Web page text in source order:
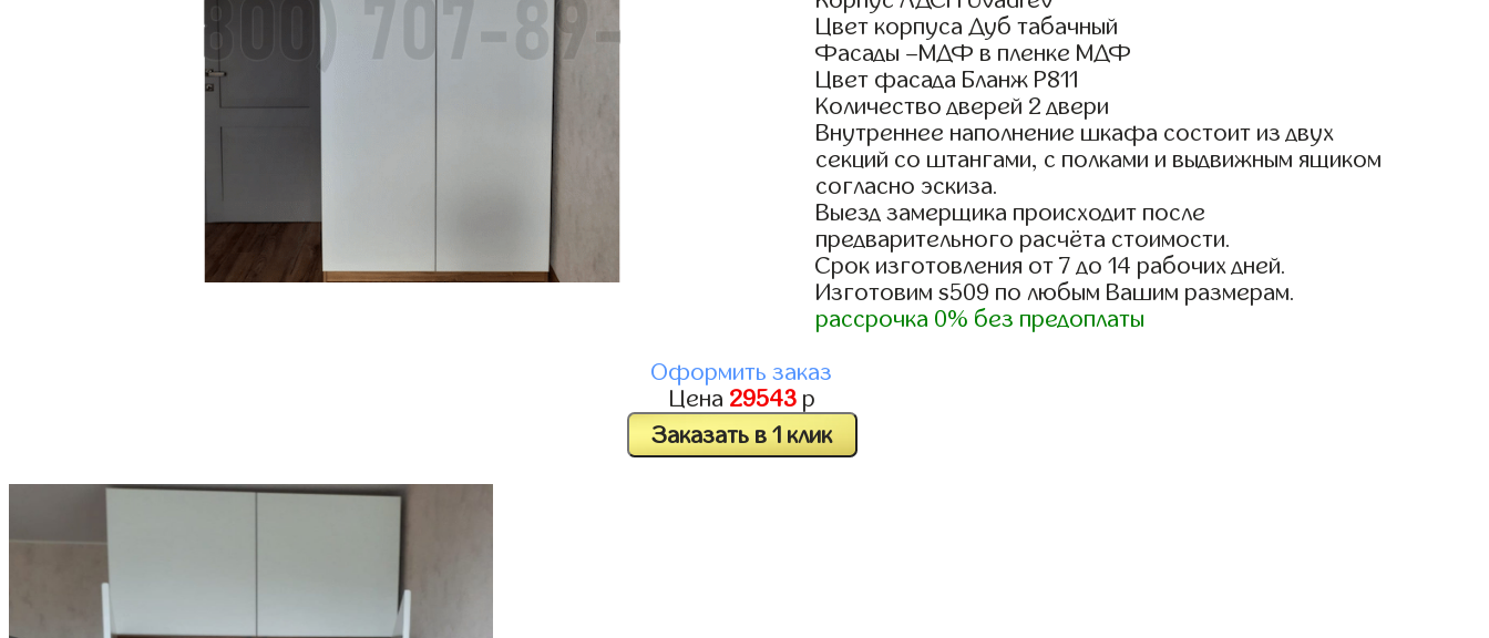
Цвет корпуса Дуб табачный
Фасады –МДФ в пленке МДФ
Цвет фасада Бланж Р811
Количество дверей 2 двери
Внутреннее наполнение шкафа состоит из двух
секций со штангами, с полками и выдвижным ящиком
согласно эскиза.
Выезд замерщика происходит после
предварительного расчёта стоимости.
Срок изготовления от 7 до 14 рабочих дней.
Изготовим s509 по любым Вашим размерам.
рассрочка 0% без предоплаты
Оформить заказ
Цена 29543р
Заказать в 1 клик